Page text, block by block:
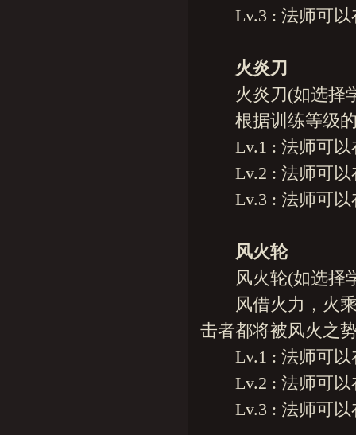
Lv.3 : 法师可以
火炎刀
火炎刀(如选择学
根据训练等级的
Lv.1 : 法师可以
Lv.2 : 法师可以
Lv.3 : 法师可以
风火轮
风火轮(如选择学
风借火力，火乘
击者都将被风火之
Lv.1 : 法师可以
Lv.2 : 法师可以
Lv.3 : 法师可以